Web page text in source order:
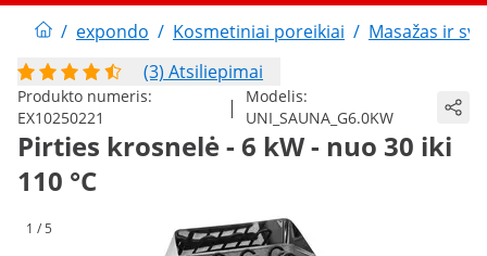
/ expondo / Kosmetiniai poreikiai / Masažas ir
(3) Atsiliepimai
Produkto numeris:
EX10250221
|
Modelis:
UNI_SAUNA_G6.0KW
Pirties krosnelė - 6 kW - nuo 30 iki
110 °C
1 / 5